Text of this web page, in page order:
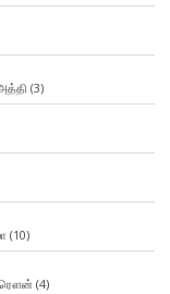
(3)
(10)
(4)